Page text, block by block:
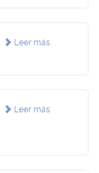
Leer más
Leer más